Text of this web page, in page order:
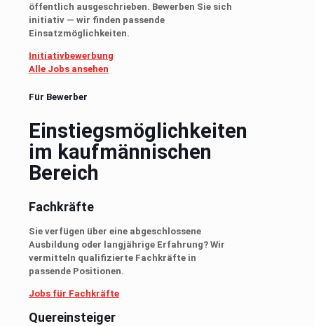
öffentlich ausgeschrieben. Bewerben Sie sich
initiativ — wir finden passende
Einsatzmöglichkeiten.
Initiativbewerbung
Alle Jobs ansehen
Für Bewerber
Einstiegsmöglichkeiten
im kaufmännischen
Bereich
Fachkräfte
Sie verfügen über eine abgeschlossene
Ausbildung oder langjährige Erfahrung? Wir
vermitteln qualifizierte Fachkräfte in
passende Positionen.
Jobs für Fachkräfte
Quereinsteiger